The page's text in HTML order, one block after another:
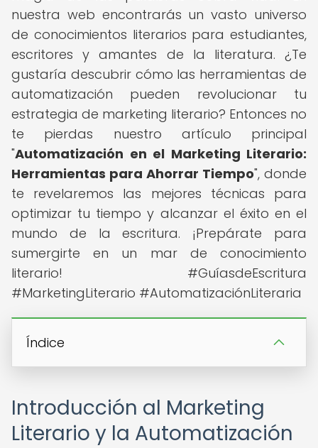
nuestra web encontrarás un vasto universo
de conocimientos literarios para estudiantes,
escritores y amantes de la literatura. ¿Te
gustaría descubrir cómo las herramientas de
automatización pueden revolucionar tu
estrategia de marketing literario? Entonces no
te pierdas nuestro artículo principal
"Automatización en el Marketing Literario:
Herramientas para Ahorrar Tiempo", donde
te revelaremos las mejores técnicas para
optimizar tu tiempo y alcanzar el éxito en el
mundo de la escritura. ¡Prepárate para
sumergirte en un mar de conocimiento
literario! #GuíasdeEscritura
#MarketingLiterario #AutomatizaciónLiteraria
Índice
Introducción al Marketing
Literario y la Automatización